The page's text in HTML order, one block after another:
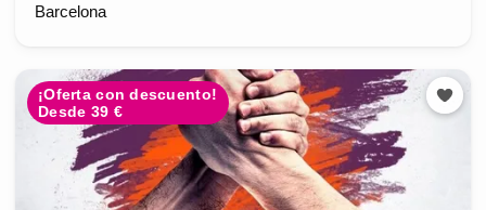
Barcelona
¡Oferta con descuento!
Desde 39 €